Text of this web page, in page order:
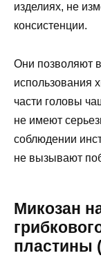
изделиях, не
консистенции.
Они позволяют
использования
части головы
не имеют
соблюдении
не вызывают
Микозан
пластины